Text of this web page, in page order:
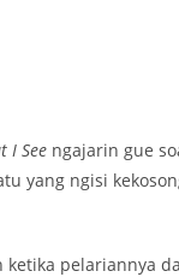
I See ngajarin gue
yang ngisi
pelariannya